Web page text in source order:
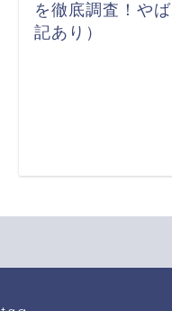
を徹底調査！や
記あり）